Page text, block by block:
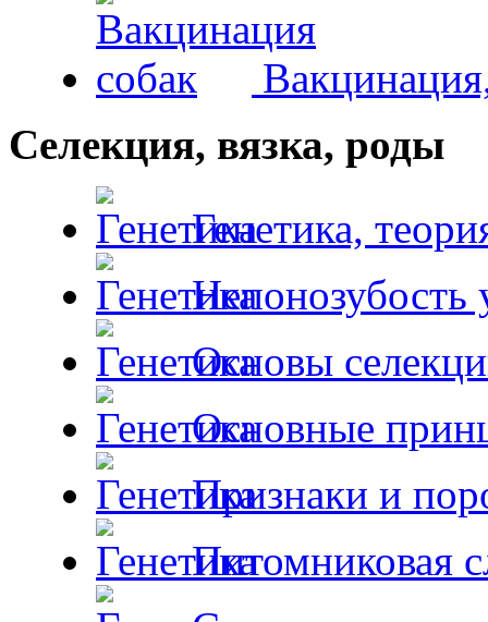
Селекция, вязка, роды
Генетика,
Непонозубость
Основы
Основные
Признаки и
Питомниковая